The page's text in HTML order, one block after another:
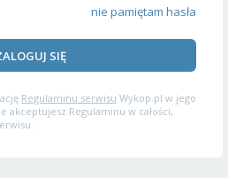
nie pamiętam hasła
SIĘ
Regulaminu serwisu Wykop.pl w jego
akceptujesz Regulaminu w całości,